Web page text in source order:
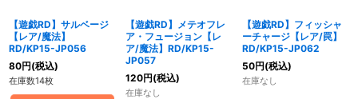
【遊戯RD】サルベージ
【レア/魔法】
RD/KP15-JP056
80円(税込)
在庫数14枚
【遊戯RD】メテオフレ
ア・フュージョン【レ
ア/魔法】RD/KP15-
JP057
120円(税込)
在庫なし
【遊戯RD】フィッシャ
ーチャージ【レア/罠】
RD/KP15-JP062
50円(税込)
在庫なし